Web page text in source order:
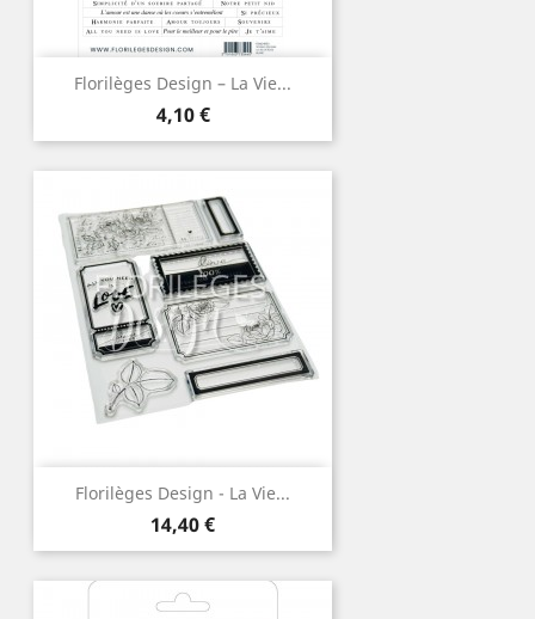
Florilèges Design – La Vie...
Prix
4,10 €
Florilèges Design - La Vie...
Prix
14,40 €